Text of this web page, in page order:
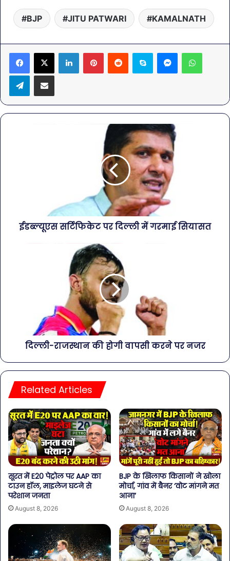
BJP JITU PATWARI KAMALNATH
LinkedInPinterestReddit Skype Messenger
TelegramShare via Email
ईडब्ल्यूएस सर्टिफिकेट पर दिल्ली में गरमाई सियासत
दिल्ली-राजस्थान की होगी वापसी करने पर नजर
Related Articles
सूरत में E20 पेट्रोल पर AAP का
टाउन हॉल, माइलेज घटने से
परेशान जनता
August 8, 2026
BJP के खिलाफ किसानों ने खोला
मोर्चा, गांव में बैनर ‘वोट मांगने मत
आना’
August 8, 2026